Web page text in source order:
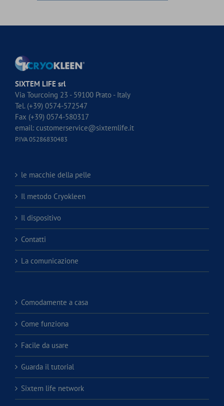
SIXTEM LIFE srl
Via Tourcoing 23 - 59100 Prato - Italy
Tel. (+39) 0574-572547
Fax (+39) 0574-580317
email: customerservice@sixtemlife.it
P.IVA 05286830483
le macchie della pelle
Il metodo Cryokleen
Il dispositivo
Contatti
La comunicazione
Comodamente a casa
Come funziona
Facile da usare
Guarda il tutorial
Sixtem life network